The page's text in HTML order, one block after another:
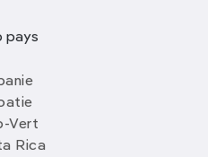
pays
Vert
Rica